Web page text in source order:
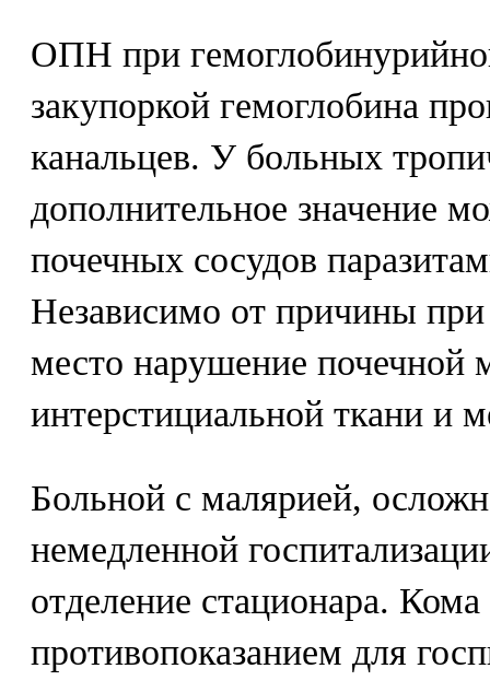
ОПН при
закупоркой гемоглобина
канальцев. У больных
дополнительное значение
почечных сосудов
Независимо от причины
место нарушение почечной
интерстициальной ткани и
Больной с малярией,
немедленной
отделение стационара. Кома
противопоказанием для